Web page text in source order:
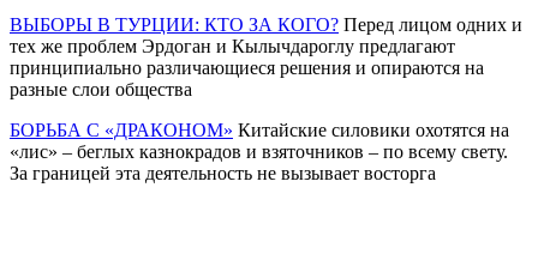
ВЫБОРЫ В ТУРЦИИ: КТО ЗА КОГО? Перед лицом одних и
тех же проблем Эрдоган и Кылычдароглу предлагают
принципиально различающиеся решения и опираются на
разные слои общества
БОРЬБА С «ДРАКОНОМ» Китайские силовики охотятся на
«лис» – беглых казнокрадов и взяточников – по всему свету.
За границей эта деятельность не вызывает восторга